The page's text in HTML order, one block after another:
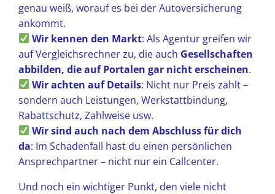
genau weiß, worauf es bei der Autoversicherung
ankommt.
Wir kennen den Markt: Als Agentur greifen wir
auf Vergleichsrechner zu, die auch Gesellschaften
abbilden, die auf Portalen gar nicht erscheinen.
Wir achten auf Details: Nicht nur Preis zählt –
sondern auch Leistungen, Werkstattbindung,
Rabattschutz, Zahlweise usw.
Wir sind auch nach dem Abschluss für dich
da: Im Schadenfall hast du einen persönlichen
Ansprechpartner – nicht nur ein Callcenter.
Und noch ein wichtiger Punkt, den viele nicht